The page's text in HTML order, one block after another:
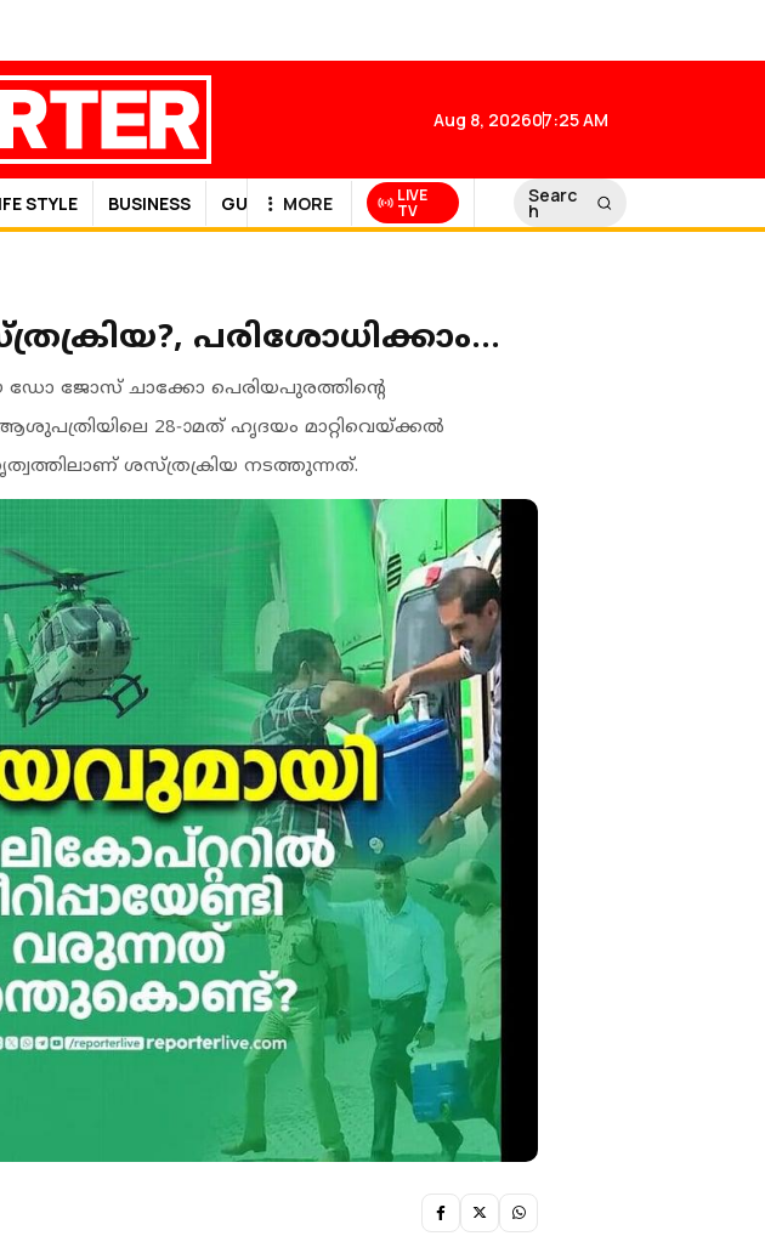
Aug 8, 202607:25 AM
STYLE BUSINESS GULF NEWS
MORE LIVE
TV
Searc
h
പരിശോധിക്കാം...
ഡോ ജോസ് ചാക്കോ പെരിയപുരത്തിൻ്റെ
28-ാമത് ഹൃദയം മാറ്റിവെയ്ക്കൽ
ശസ്ത്രക്രിയ നടത്തുന്നത്.